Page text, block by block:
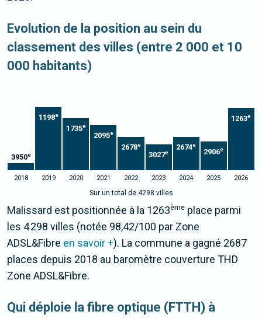
Evolution de la position au sein du
classement des villes (entre 2 000 et 10
000 habitants)
3950e
1198e
1735e
2095e
2678e
3027e
2674e
2906e
1263e
2018 2019 2020 2021 2022 2023 2024 2025 2026
Sur un total de 4298 villes
Malissard est positionnée à la 1263ème place parmi
les 4 298 villes (notée 98,42/100 par Zone
ADSL&Fibre en savoir +). La commune a gagné 2687
places depuis 2018 au baromètre couverture THD
Zone ADSL&Fibre.
Qui déploie la fibre optique (FTTH) à